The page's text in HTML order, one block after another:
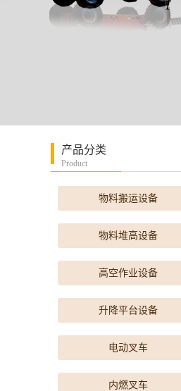
产品分类
Product
物料搬运设备
物料堆高设备
高空作业设备
升降平台设备
电动叉车
内燃叉车